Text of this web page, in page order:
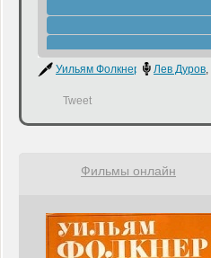
Уильям Фолкнер Лев Дуров,
Tweet
Фильмы онлайн